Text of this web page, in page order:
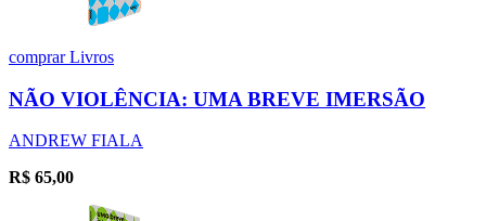
comprarLivros
NÃO VIOLÊNCIA: UMA BREVE IMERSÃO
ANDREW FIALA
R$ 65,00